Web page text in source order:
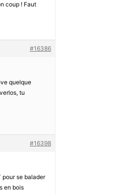
coup ! Faut
#16386
quelque
tu
#16398
pour se balader
en bois